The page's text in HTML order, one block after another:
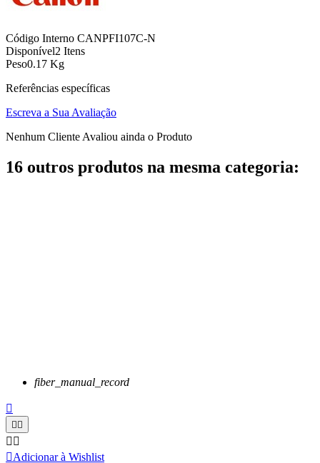
Código Interno CANPFI107C-N
Disponível2 Itens
Peso0.17 Kg
Referências específicas
Escreva a Sua Avaliação
Nenhum Cliente Avaliou ainda o Produto
16 outros produtos na mesma categoria:
fiber_manual_record


 
Adicionar à Wishlist